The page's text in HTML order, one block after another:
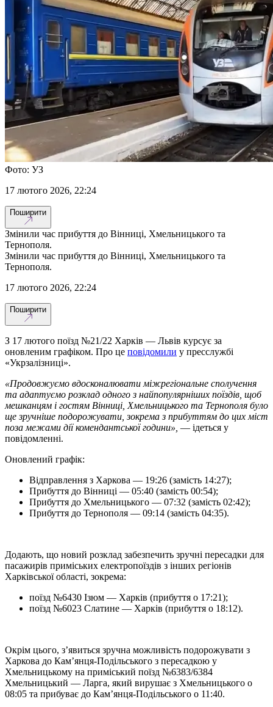
Фото: УЗ
17 лютого 2026, 22:24
Поширити
Змінили час прибуття до Вінниці, Хмельницького та
Тернополя.
Змінили час прибуття до Вінниці, Хмельницького та
Тернополя.
17 лютого 2026, 22:24
Поширити
З 17 лютого поїзд №21/22 Харків — Львів курсує за
оновленим графіком. Про це повідомили у пресслужбі
«Укрзалізниці».
«Продовжуємо вдосконалювати міжрегіональне сполучення
та адаптуємо розклад одного з найпопулярніших поїздів, щоб
мешканцям і гостям Вінниці, Хмельницького та Тернополя було
ще зручніше подорожувати, зокрема з прибуттям до цих міст
поза межами дії комендантської години», — ідеться у
повідомленні.
Оновлений графік:
Відправлення з Харкова — 19:26 (замість 14:27);
Прибуття до Вінниці — 05:40 (замість 00:54);
Прибуття до Хмельницького — 07:32 (замість 02:42);
Прибуття до Тернополя — 09:14 (замість 04:35).
Додають, що новий розклад забезпечить зручні пересадки для
пасажирів приміських електропоїздів з інших регіонів
Харківської області, зокрема:
поїзд №6430 Ізюм — Харків (прибуття о 17:21);
поїзд №6023 Слатине — Харків (прибуття о 18:12).
Окрім цього, з’явиться зручна можливість подорожувати з
Харкова до Кам’янця-Подільського з пересадкою у
Хмельницькому на приміський поїзд №6383/6384
Хмельницький — Ларга, який вирушає з Хмельницького о
08:05 та прибуває до Кам’янця-Подільського о 11:40.